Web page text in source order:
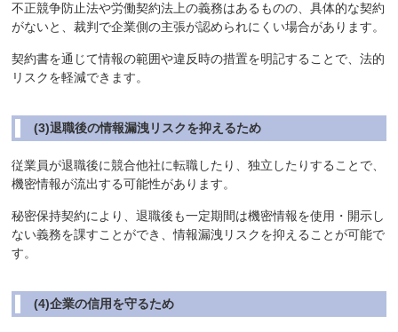
不正競争防止法や労働契約法上の義務はあるものの、具体的な契約
がないと、裁判で企業側の主張が認められにくい場合があります。
契約書を通じて情報の範囲や違反時の措置を明記することで、法的
リスクを軽減できます。
(3)退職後の情報漏洩リスクを抑えるため
従業員が退職後に競合他社に転職したり、独立したりすることで、
機密情報が流出する可能性があります。
秘密保持契約により、退職後も一定期間は機密情報を使用・開示し
ない義務を課すことができ、情報漏洩リスクを抑えることが可能で
す。
(4)企業の信用を守るため